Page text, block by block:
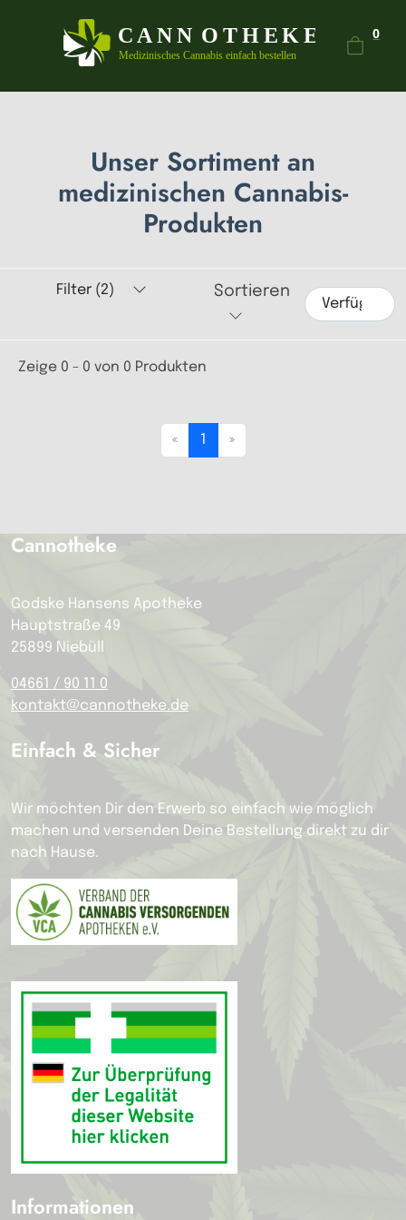
0
Unser Sortiment an
medizinischen Cannabis-
Produkten
Filter (2) Sortieren
Zeige 0 - 0 von 0 Produkten
« 1 »
Cannotheke
Godske Hansens Apotheke
Hauptstraße 49
25899 Niebüll
04661 / 90 11 0
kontakt@cannotheke.de
Einfach & Sicher
Wir möchten Dir den Erwerb so einfach wie möglich
machen und versenden Deine Bestellung direkt zu dir
nach Hause.
Informationen